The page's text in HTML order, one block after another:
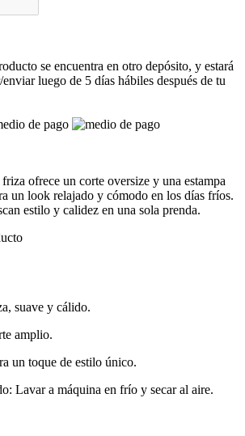
se encuentra en otro depósito, y estará
luego de 5 días hábiles después de tu
ofrece un corte oversize y una estampa
un look relajado y cómodo en los días fríos.
estilo y calidez en una sola prenda.
suave y cálido.
amplio.
un toque de estilo único.
Lavar a máquina en frío y secar al aire.